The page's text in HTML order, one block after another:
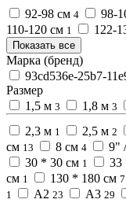
92-98 см 4 98-
110-120 см 1 122-
Показать все
Марка (бренд)
93cd536e-25b7-
Размер
1,5 м 3 1,8 м 3
2,3 м 1 2,5 м 2
см 13 8 см 4 9"
30 * 30 см 1 33
см 1 130 * 180 см 7
1 А2 23 А3 29